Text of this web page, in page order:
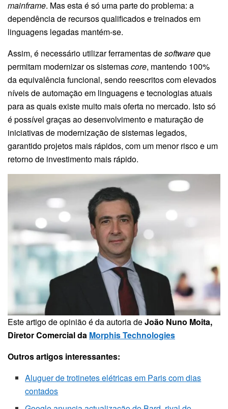
mainframe. Mas esta é só uma parte do problema: a
dependência de recursos qualificados e treinados em
linguagens legadas mantém-se.
Assim, é necessário utilizar ferramentas desoftwareque
permitam modernizar os sistemascore, mantendo 100%
da equivalência funcional, sendo reescritos com elevados
níveis de automação em linguagens e tecnologias atuais
para as quais existe muito mais oferta no mercado. Isto só
é possível graças ao desenvolvimento e maturação de
iniciativas de modernização de sistemas legados,
garantido projetos mais rápidos, com um menor risco e um
retorno de investimento mais rápido.
Este artigo de opinião é da autoria deJoão Nuno Moita,
Diretor Comercial da Morphis Technologies
Outros artigos interessantes:
Aluguer de trotinetes elétricas em Paris com dias
contados